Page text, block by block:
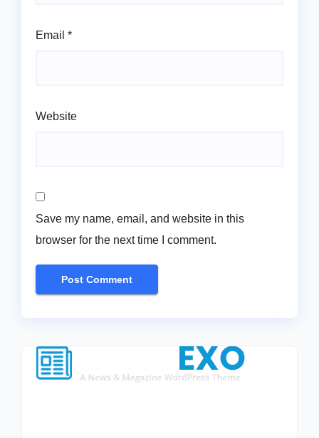
Email *
Website
Save my name, email, and website in this
browser for the next time I comment.